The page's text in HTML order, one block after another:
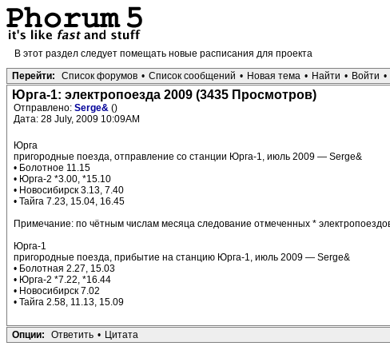
В этот раздел следует помещать новые расписания для проекта
Перейти:
Список форумов • Список сообщений • Новая тема • Найти • Войти •
Юрга-1: электропоезда 2009 (3435 Просмотров)
Отправлено: Serge& ()
Дата: 28 July, 2009 10:09AM
Юрга
пригородные поезда, отправление со станции Юрга-1, июль 2009 — Serge&
• Болотное 11.15
• Юрга-2 *3.00, *15.10
• Новосибирск 3.13, 7.40
• Тайга 7.23, 15.04, 16.45
Примечание: по чётным числам месяца следование отмеченных *
Юрга-1
пригородные поезда, прибытие на станцию Юрга-1, июль 2009 — Serge&
• Болотная 2.27, 15.03
• Юрга-2 *7.22, *16.44
• Новосибирск 7.02
• Тайга 2.58, 11.13, 15.09
Опции: Ответить • Цитата